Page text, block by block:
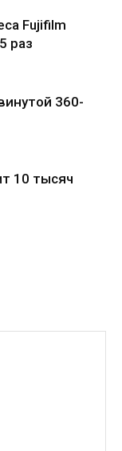
Fujifilm
раз
360-
10 тысяч